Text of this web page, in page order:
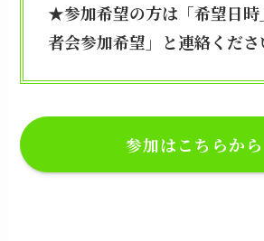
★参加希望の方は「希望日時
者会参加希望」と連絡くださ
参加はこちらから